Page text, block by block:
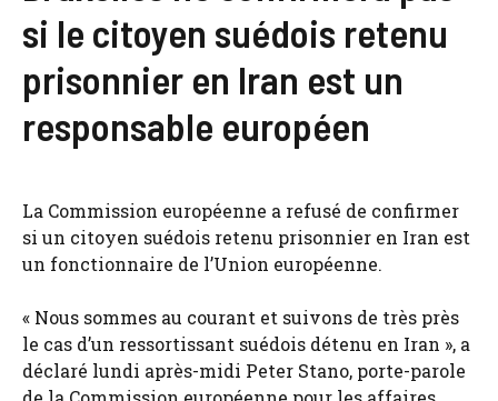
si le citoyen suédois retenu
prisonnier en Iran est un
responsable européen
La Commission européenne a refusé de confirmer
si un citoyen suédois retenu prisonnier en Iran est
un fonctionnaire de l’Union européenne.
« Nous sommes au courant et suivons de très près
le cas d’un ressortissant suédois détenu en Iran », a
déclaré lundi après-midi Peter Stano, porte-parole